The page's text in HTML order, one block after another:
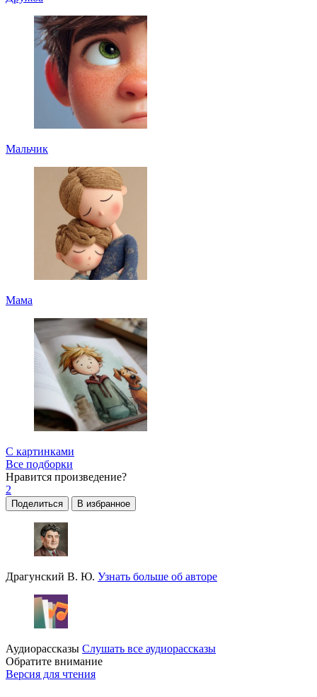
Мальчик
Мама
С картинками
Все подборки
Нравится произведение?
2
Поделиться В избранное
Драгунский В. Ю. Узнать больше об авторе
Аудиорассказы Слушать все аудиорассказы
Обратите внимание
Версия для чтения